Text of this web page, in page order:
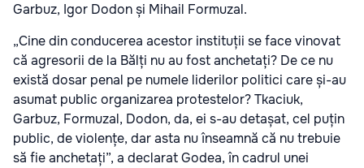
Garbuz, Igor Dodon și Mihail Formuzal.
„Cine din conducerea acestor instituții se face vinovat
că agresorii de la Bălți nu au fost anchetați? De ce nu
există dosar penal pe numele liderilor politici care și-au
asumat public organizarea protestelor? Tkaciuk,
Garbuz, Formuzal, Dodon, da, ei s-au detașat, cel puțin
public, de violențe, dar asta nu înseamnă că nu trebuie
să fie anchetați”, a declarat Godea, în cadrul unei